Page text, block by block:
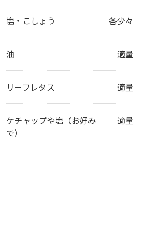
塩・こしょう 各少々
油 適量
リーフレタス 適量
ケチャップや塩（お好み
で）
適量